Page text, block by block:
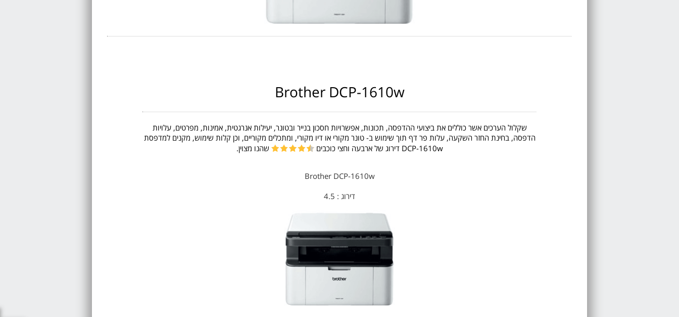
Brother DCP-1610w
שקלול הערכים אשר כוללים את ביצועי ההדפסה, תכונות, אפשרויות חסכון בנייר ובטונר, יעילות אנרגטית, אמינות, מפרטים, עלויות
הדפסה, בחינת החזר השקעה, עלות פר דף תוך שימוש ב- טונר מקורי או דיו מקורי, ומתכלים מקוריים, וכן קלות שימוש, מקנים למדפסת
DCP-1610w דירוג של ארבעה וחצי כוכבים
שהנו מצוין.
Brother DCP-1610w
דירוג : 4.5